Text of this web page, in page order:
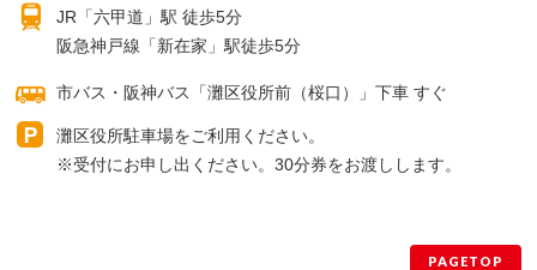
JR「六甲道」駅徒歩5分
阪急神戸線 「新在家」駅徒歩5分
市バス・阪神バス 「灘区役所前（桜口）」下車 すぐ
灘区役所駐車場をご利用ください。
※受付にお申し出ください。30分券をお渡しします。
PAGETOP